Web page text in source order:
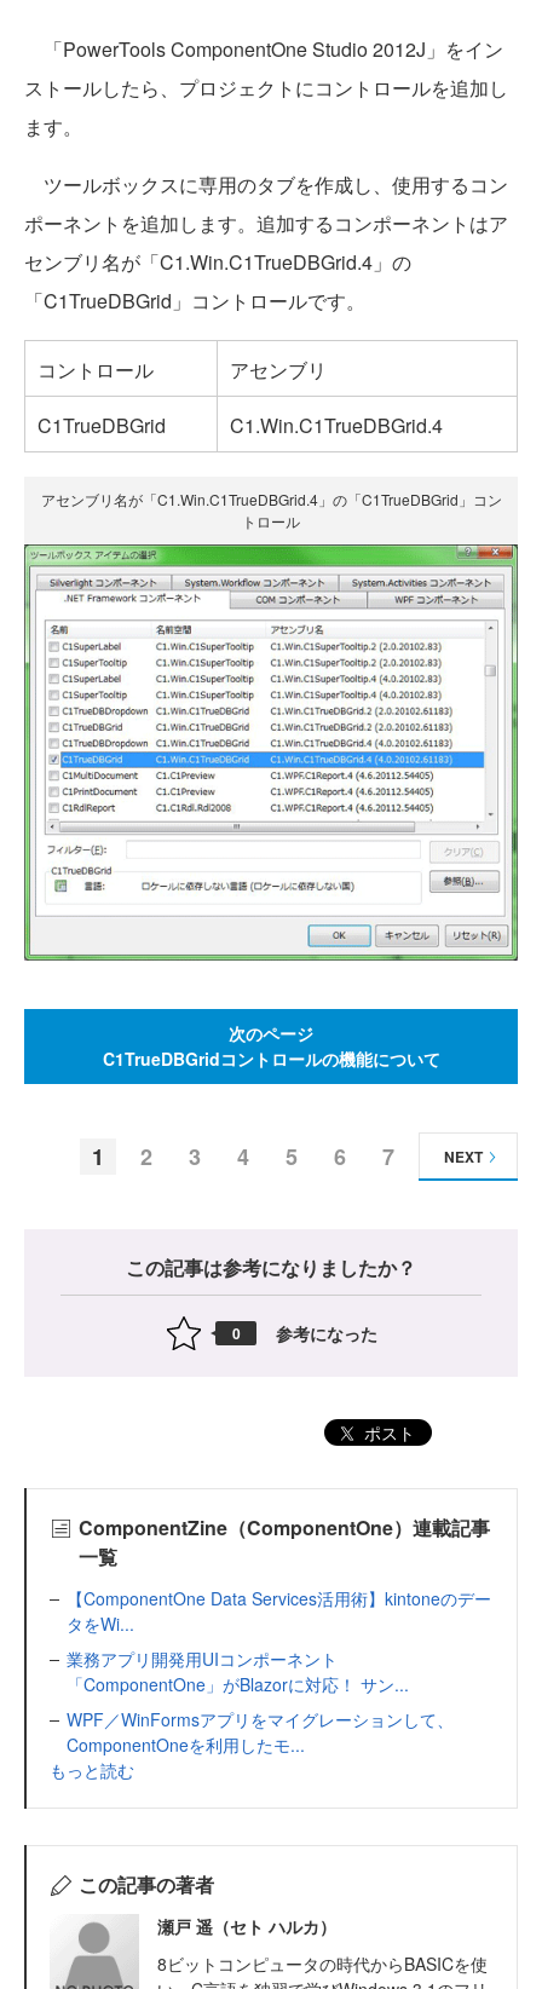
「PowerTools ComponentOne Studio 2012J」をイン
ストールしたら、プロジェクトにコントロールを追加し
ます。
ツールボックスに専用のタブを作成し、使用するコン
ポーネントを追加します。追加するコンポーネントはア
センブリ名が「C1.Win.C1TrueDBGrid.4」の
「C1TrueDBGrid」コントロールです。
コントロール
アセンブリ
C1TrueDBGrid
C1.Win.C1TrueDBGrid.4
アセンブリ名が「C1.Win.C1TrueDBGrid.4」の「C1TrueDBGrid」コン
トロール
次のページ
C1TrueDBGridコントロールの機能について
1 2 3 4 5 6 7 NEXT
この記事は参考になりましたか？
0 参考になった
ポスト
ComponentZine（ComponentOne）連載記事
一覧
【ComponentOne Data Services活用術】kintoneのデー
タをWi...
業務アプリ開発用UIコンポーネント
「ComponentOne」がBlazorに対応！ サン...
WPF／WinFormsアプリをマイグレーションして、
ComponentOneを利用したモ...
もっと読む
この記事の著者
瀬戸 遥（セト ハルカ）
8ビットコンピュータの時代からBASICを使